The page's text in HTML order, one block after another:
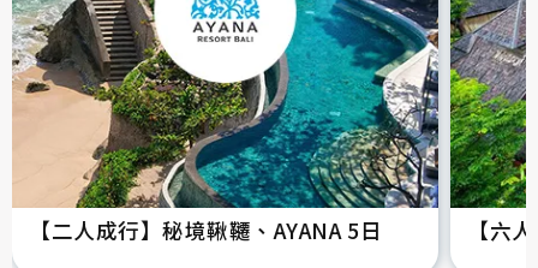
【二人成行】秘境鞦韆、AYANA 5日 【六